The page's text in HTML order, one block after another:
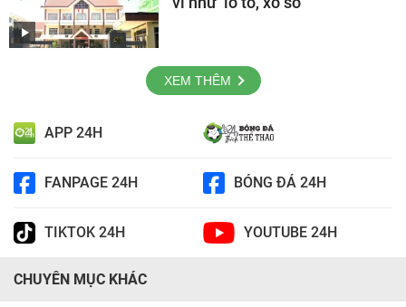
XEM THÊM
APP 24H
FANPAGE 24H BÓNG ĐÁ 24H
TIKTOK 24H YOUTUBE 24H
CHUYÊN MỤC KHÁC